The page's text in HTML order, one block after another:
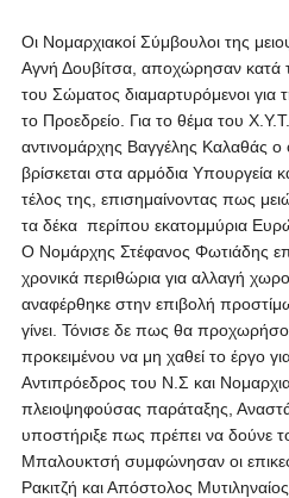
Οι Νομαρχιακοί Σύμβουλοι της
Αγνή Δουβίτσα, αποχώρησαν κατά
του Σώματος διαμαρτυρόμενοι για
το Προεδρείο. Για το θέμα του
αντινομάρχης Βαγγέλης Καλαθάς ο
βρίσκεται στα αρμόδια Υπουργεία
τέλος της, επισημαίνοντας πως
τα δέκα περίπου εκατομμύρια Ευρώ
Ο Νομάρχης Στέφανος Φωτιάδης
χρονικά περιθώρια για αλλαγή
αναφέρθηκε στην επιβολή
γίνει. Τόνισε δε πως θα
προκειμένου να μη χαθεί το έργο
Αντιπρόεδρος του Ν.Σ και
πλειοψηφούσας παράταξης,
υποστήριξε πως πρέπει να δούνε
Μπαλουκτσή συμφώνησαν οι
Ρακιτζή και Απόστολος Μυτιληναίος.